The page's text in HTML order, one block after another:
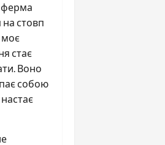
ферма
стовп
моє
стає
Воно
собою